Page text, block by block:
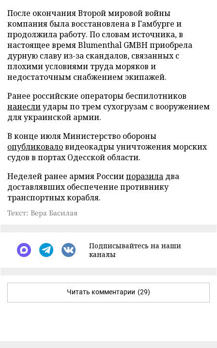
После окончания Второй мировой войны
компания была восстановлена в Гамбурге и
продолжила работу. По словам источника, в
настоящее время Blumenthal GMBH приобрела
дурную славу из-за скандалов, связанных с
плохими условиями труда моряков и
недостаточным снабжением экипажей.
Ранее российские операторы беспилотников
нанеслиудары по трем сухогрузам с вооружением
для украинской армии.
В конце июля Министерство обороны
опубликоваловидеокадры уничтожения морских
судов в портах Одесской области.
Неделей ранее армия Россиипоразила два
доставлявших обеспечение противнику
транспортных корабля.
Текст: Вера Басилая
Подписывайтесь на наши
каналы
Читать комментарии (29)